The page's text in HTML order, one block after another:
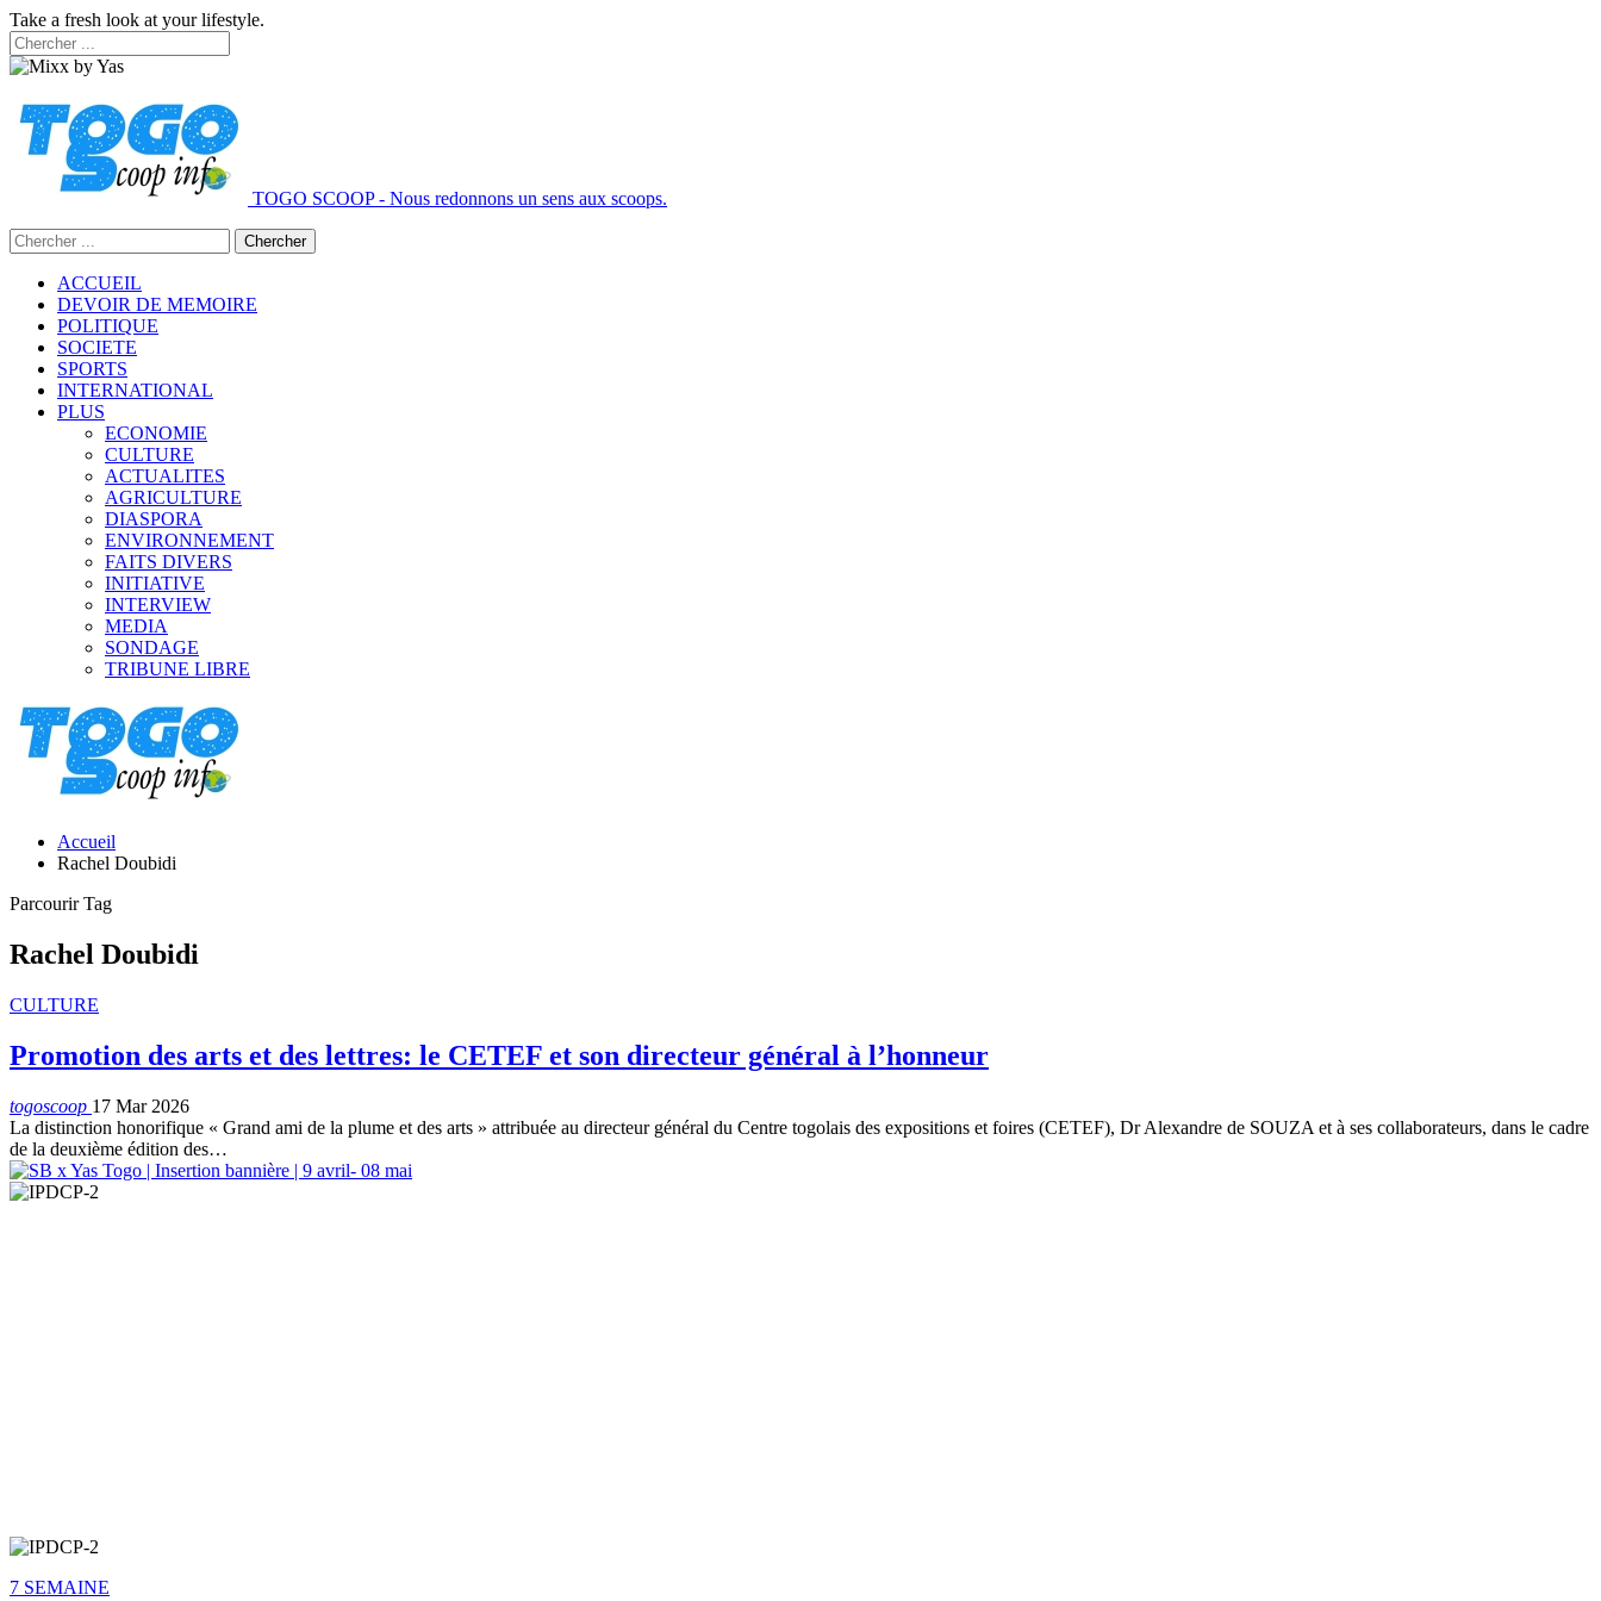
Take a fresh look at your lifestyle.
TOGO SCOOP - Nous redonnons un sens aux scoops.
ACCUEIL
DEVOIR DE MEMOIRE
POLITIQUE
SOCIETE
SPORTS
INTERNATIONAL
PLUS
ECONOMIE
CULTURE
ACTUALITES
AGRICULTURE
DIASPORA
ENVIRONNEMENT
FAITS DIVERS
INITIATIVE
INTERVIEW
MEDIA
SONDAGE
TRIBUNE LIBRE
Accueil
Rachel Doubidi
Parcourir Tag
Rachel Doubidi
CULTURE
Promotion des arts et des lettres: le CETEF et son directeur général à l’honneur
togoscoop 17 Mar 2026
La distinction honorifique « Grand ami de la plume et des arts » attribuée au directeur général du Centre togolais des expositions et foires (CETEF), Dr Alexandre de SOUZA et à ses collaborateurs, dans le cadre
de la deuxième édition des…
7 SEMAINE